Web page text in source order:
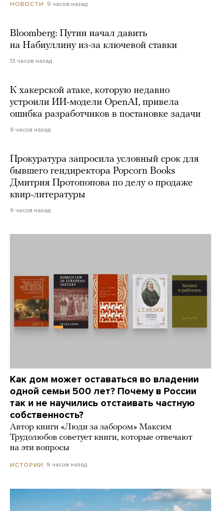
НОВОСТИ 9 часов назад
Bloomberg: Путин начал давить
на Набиуллину из-за ключевой ставки
13 часов назад
К хакерской атаке, которую недавно
устроили ИИ-модели OpenAI, привела
ошибка разработчиков в постановке задачи
9 часов назад
Прокуратура запросила условный срок для
бывшего гендиректора Popcorn Books
Дмитрия Протопопова по делу о продаже
квир-литературы
9 часов назад
Как дом может оставаться во владении
одной семьи 500 лет? Почему в России
так и не научились отстаивать частную
собственность?
Автор книги «Люди за забором» Максим
Трудолюбов советует книги, которые отвечают
на эти вопросы
ИСТОРИИ 9 часов назад